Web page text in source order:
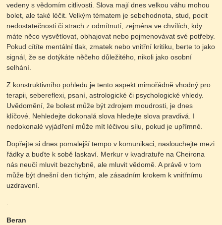
vedeny s vědomím citlivosti. Slova mají dnes velkou váhu mohou
bolet, ale také léčit. Velkým tématem je sebehodnota, stud, pocit
nedostatečnosti či strach z odmítnutí, zejména ve chvílích, kdy
máte něco vysvětlovat, obhajovat nebo pojmenovávat své potřeby.
Pokud cítíte mentální tlak, zmatek nebo vnitřní kritiku, berte to jako
signál, že se dotýkáte něčeho důležitého, nikoli jako osobní
selhání.
Z konstruktivního pohledu je tento aspekt mimořádně vhodný pro
terapii, sebereflexi, psaní, astrologické či psychologické vhledy.
Uvědomění, že bolest může být zdrojem moudrosti, je dnes
klíčové. Nehledejte dokonalá slova hledejte slova pravdivá. I
nedokonalé vyjádření může mít léčivou sílu, pokud je upřímné.
Dopřejte si dnes pomalejší tempo v komunikaci, naslouchejte mezi
řádky a buďte k sobě laskaví. Merkur v kvadratuře na Cheirona
nás neučí mluvit bezchybně, ale mluvit vědomě. A právě v tom
může být dnešní den tichým, ale zásadním krokem k vnitřnímu
uzdravení.
Beran